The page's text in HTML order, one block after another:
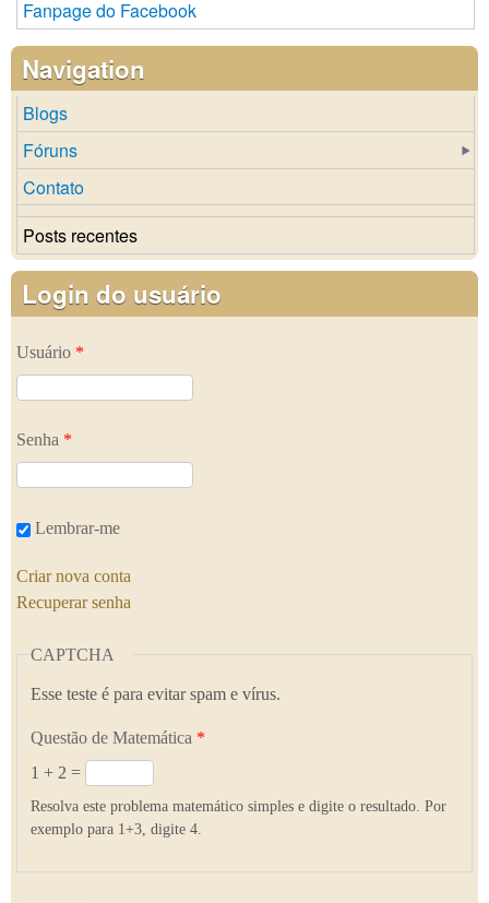
Fanpage do Facebook
Navigation
Blogs
Fóruns
Contato
Posts recentes
Login do usuário
Usuário *
Senha *
Lembrar-me
Criar nova conta
Recuperar senha
CAPTCHA
Esse teste é para evitar spam e vírus.
Questão de Matemática *
1 + 2 =
Resolva este problema matemático simples e digite o resultado. Por
exemplo para 1+3, digite 4.